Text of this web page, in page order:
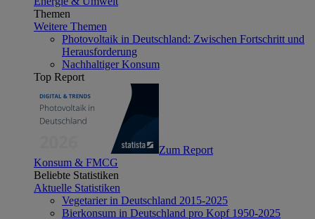
Themen
Weitere Themen
Photovoltaik in Deutschland: Zwischen Fortschritt und
Herausforderung
Nachhaltiger Konsum
Top Report
Zum Report
Konsum & FMCG
Beliebte Statistiken
Aktuelle Statistiken
Vegetarier in Deutschland 2015-2025
Bierkonsum in Deutschland pro Kopf 1950-2025